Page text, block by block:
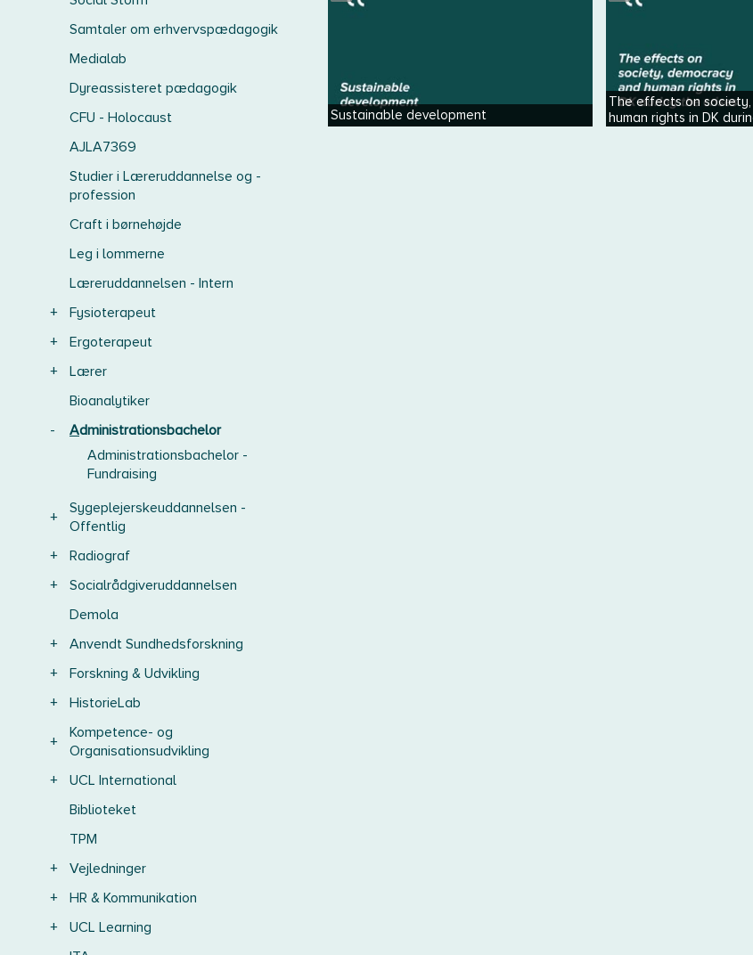
Samtaler om erhvervspædagogik
Medialab
Dyreassisteret pædagogik
CFU - Holocaust
AJLA7369
Studier i Læreruddannelse og -
profession
Craft i børnehøjde
Leg i lommerne
Læreruddannelsen - Intern
+
Fysioterapeut
+
Ergoterapeut
+
Lærer
Bioanalytiker
-
Administrationsbachelor
Administrationsbachelor -
Fundraising
+
Sygeplejerskeuddannelsen -
Offentlig
+
Radiograf
+
Socialrådgiveruddannelsen
Demola
+
Anvendt Sundhedsforskning
+
Forskning & Udvikling
+
HistorieLab
+
Kompetence- og
Organisationsudvikling
+
UCL International
Biblioteket
TPM
+
Vejledninger
+
HR & Kommunikation
+
UCL Learning
Sustainable development
The effects on
human rights in DK